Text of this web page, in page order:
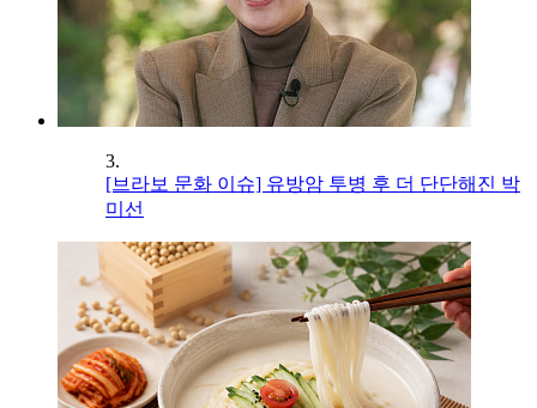
3.
[브라보 문화 이슈] 유방암 투병 후 더 단단해진 박
미선